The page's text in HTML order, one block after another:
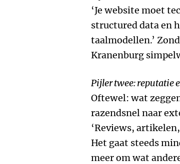
‘Je website moet
structured data en
taalmodellen.’
Kranenburg
Pijler twee: reputatie
Oftewel: wat
razendsnel naar
‘Reviews,
Het gaat steeds
meer om wat